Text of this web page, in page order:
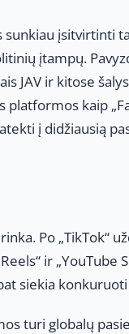
sunkiau įsitvirtinti
įtampų.
JAV ir kitose
platformos kaip
į didžiausią
Po „TikTok“
ir „YouTube
siekia
turi globalų